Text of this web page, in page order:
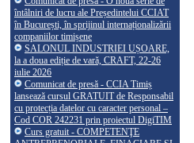
întâlniri de lucru ale Președintelui CCIAT
în București, în sprijinul internaționalizării
companiilor timișene
SALONUL INDUSTRIEI UȘOARE,
la a doua ediție de vară, CRAFT, 22-26
iulie 2026
Comunicat de presă - CCIA Timiș
lansează cursul GRATUIT de Responsabil
cu protecția datelor cu caracter personal –
Cod COR 242231 prin proiectul DigiTIM
Curs gratuit - COMPETENŢE